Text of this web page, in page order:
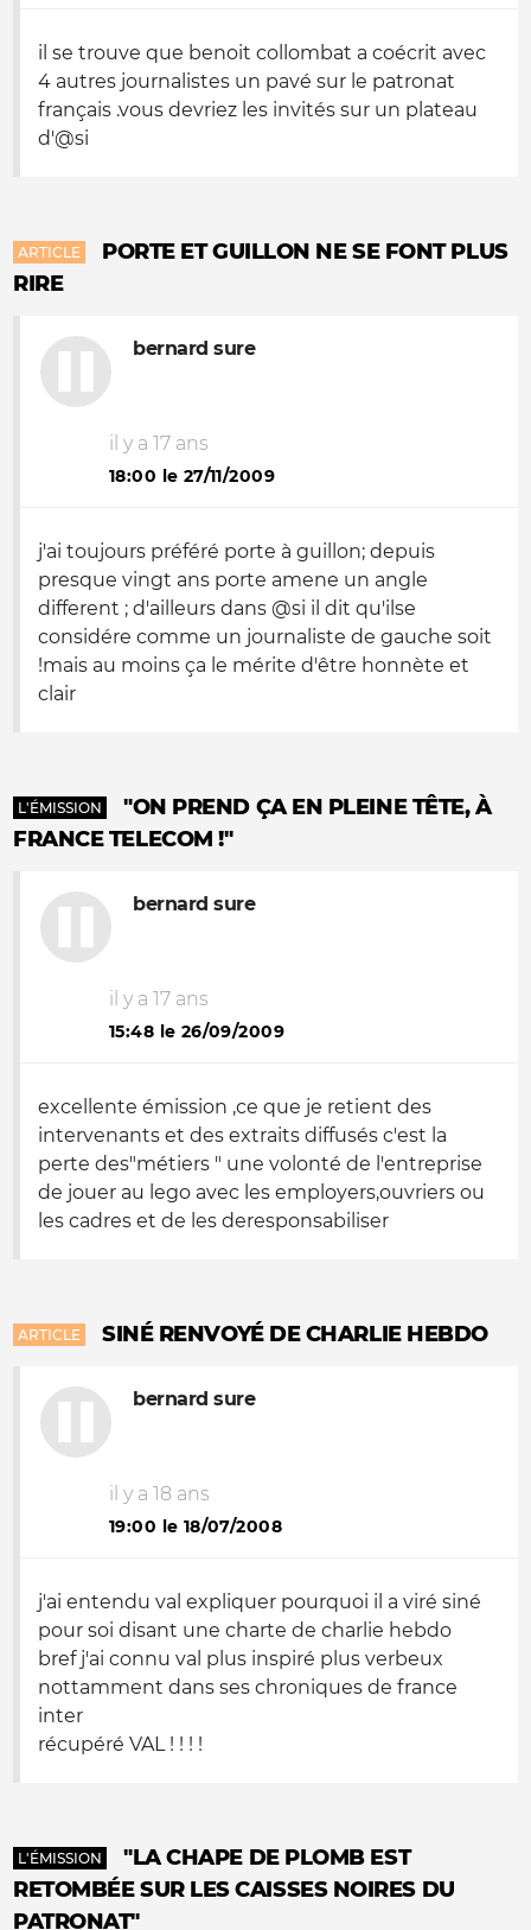
il se trouve que benoit collombat a coécrit avec
4 autres journalistes un pavé sur le patronat
français .vous devriez les invités sur un plateau
d'@si
ARTICLE
PORTE ET GUILLON NE SE FONT PLUS
RIRE
bernard sure
il y a 17 ans
18:00 le 27/11/2009
j'ai toujours préféré porte à guillon; depuis
presque vingt ans porte amene un angle
different ; d'ailleurs dans @si il dit qu'ilse
considére comme un journaliste de gauche soit
!mais au moins ça le mérite d'être honnète et
clair
L'ÉMISSION
"ON PREND ÇA EN PLEINE TÊTE, À
FRANCE TELECOM !"
bernard sure
il y a 17 ans
15:48 le 26/09/2009
excellente émission ,ce que je retient des
intervenants et des extraits diffusés c'est la
perte des"métiers " une volonté de l'entreprise
de jouer au lego avec les employers,ouvriers ou
les cadres et de les deresponsabiliser
ARTICLE SINÉ RENVOYÉ DE CHARLIE HEBDO
bernard sure
il y a 18 ans
19:00 le 18/07/2008
j'ai entendu val expliquer pourquoi il a viré siné
pour soi disant une charte de charlie hebdo
bref j'ai connu val plus inspiré plus verbeux
nottamment dans ses chroniques de france
inter
récupéré VAL ! ! ! !
L'ÉMISSION
"LA CHAPE DE PLOMB EST
RETOMBÉE SUR LES CAISSES NOIRES DU
PATRONAT"